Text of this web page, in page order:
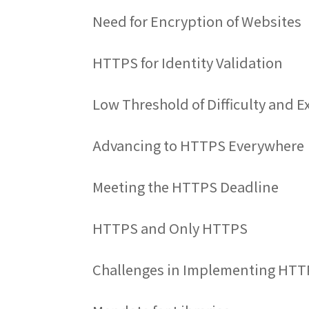
Need for Encryption of Websites
HTTPS for Identity Validation
Low Threshold of Difficulty and
Advancing to HTTPS Everywhere
Meeting the HTTPS Deadline
HTTPS and Only HTTPS
Challenges in Implementing